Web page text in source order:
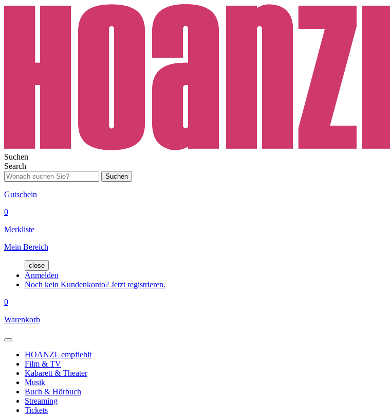
Suchen
Search
Suchen
Gutschein
0
Merkliste
Mein Bereich
close
Anmelden
Noch kein Kundenkonto? Jetzt registrieren.
0
Warenkorb
HOANZL empfiehlt
Film & TV
Kabarett & Theater
Musik
Buch & Hörbuch
Streaming
Tickets